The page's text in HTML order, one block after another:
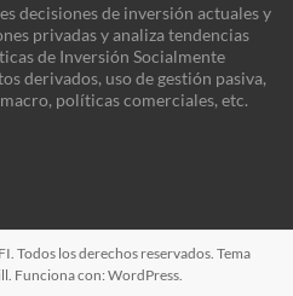
decisiones de inversión actuales y
privadas y analiza tendencias
de Inversión Socialmente
derivados, uso de gestión pasiva,
políticas comerciales, etc.
. Todos los derechos reservados. Tema
Funciona con:WordPress